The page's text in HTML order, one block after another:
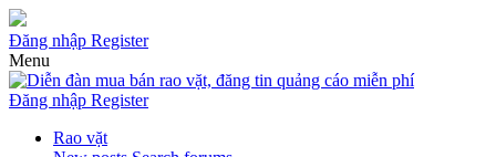
Đăng nhập Register
Menu
Đăng nhập Register
Rao vặt